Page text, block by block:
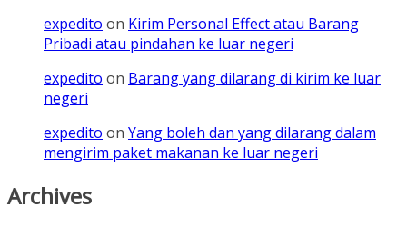
expedito on Kirim Personal Effect atau Barang
Pribadi atau pindahan ke luar negeri
expedito on Barang yang dilarang di kirim ke luar
negeri
expedito on Yang boleh dan yang dilarang dalam
mengirim paket makanan ke luar negeri
Archives